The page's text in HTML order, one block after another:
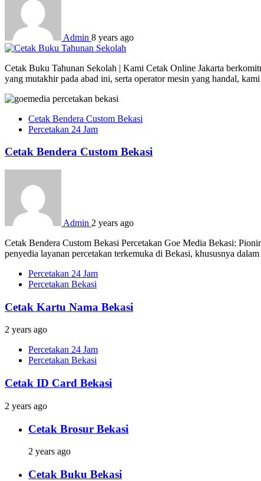
Admin 8 years ago
Cetak Buku Tahunan Sekolah | Kami Cetak Online Jakarta
yang mutakhir pada abad ini, serta operator mesin yang handal,
Cetak Bendera Custom Bekasi
Percetakan 24 Jam
Cetak Bendera Custom Bekasi
Admin 2 years ago
Cetak Bendera Custom Bekasi Percetakan Goe Media Bekasi:
penyedia layanan percetakan terkemuka di Bekasi, khususnya
Percetakan 24 Jam
Percetakan Bekasi
Cetak Kartu Nama Bekasi
2 years ago
Percetakan 24 Jam
Percetakan Bekasi
Cetak ID Card Bekasi
2 years ago
Cetak Brosur Bekasi
2 years ago
Cetak Buku Bekasi